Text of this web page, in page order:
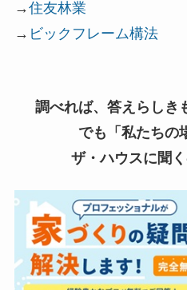
→住友林業
→ ビックフレーム構法
調べれば、答えらしき
でも「私たちの
ザ・ハウスに聞く